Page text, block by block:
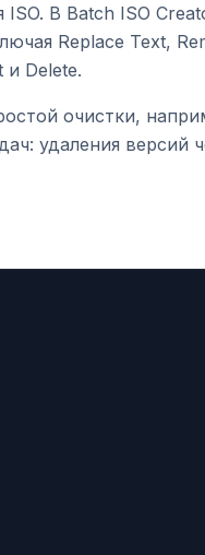
В Batch ISO
Replace Text,
и Delete.
очистки,
удаления версий